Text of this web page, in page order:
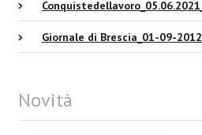
Conquistedellavoro_05.06.2021_
Giornale di Brescia_01-09-2012
Novità